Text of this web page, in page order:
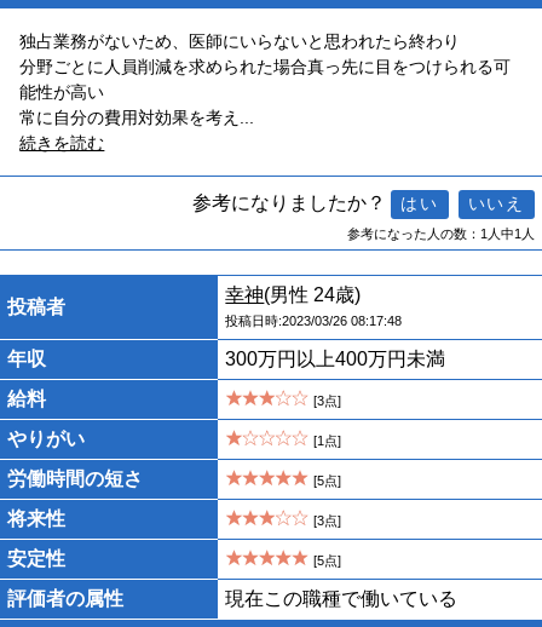
独占業務がないため、医師にいらないと思われたら終わり
分野ごとに人員削減を求められた場合真っ先に目をつけられる可
能性が高い
常に自分の費用対効果を考え
続きを読む
参考になりましたか？
参考になった人の数：1人中1人
投稿者
幸神(男性 24歳)
投稿日時:2023/03/26 08:17:48
年収
300万円以上400万円未満
給料
[3点]
やりがい [1点]
労働時間の短さ [5点]
将来性 [3点]
安定性 [5点]
評価者の属性
現在この職種で働いている